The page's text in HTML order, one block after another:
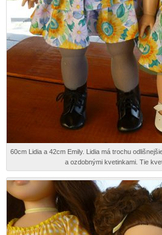
60cm Lidia a 42cm Emily. Lidia má trochu
a ozdobnými kvetinkami. Tie